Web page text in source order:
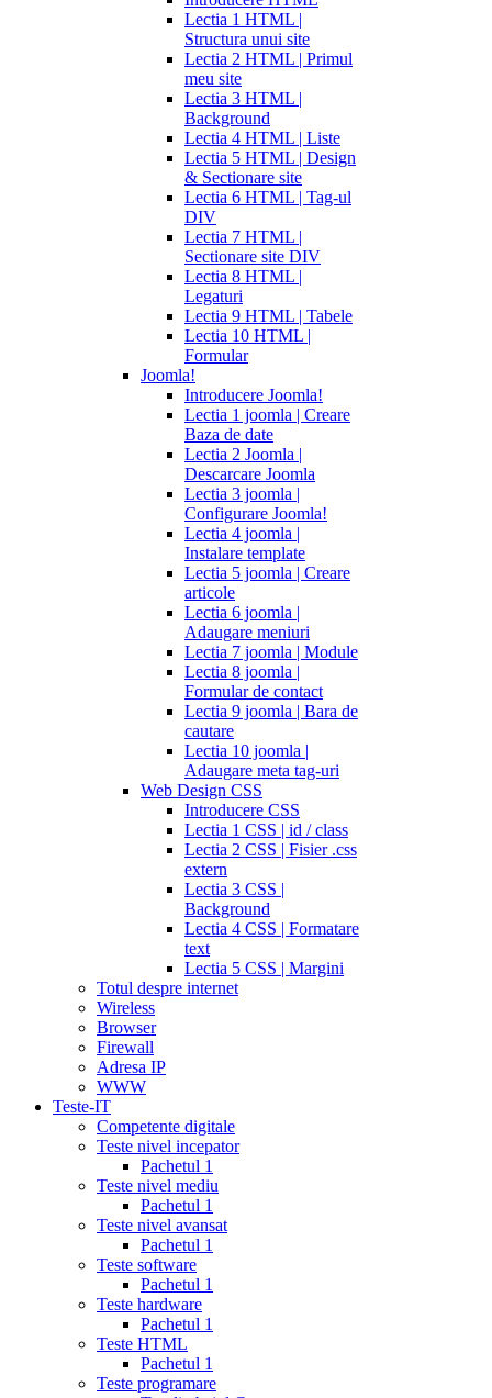
Lectia 1 HTML |
Structura unui site
Lectia 2 HTML | Primul
meu site
Lectia 3 HTML |
Background
Lectia 4 HTML | Liste
Lectia 5 HTML | Design
& Sectionare site
Lectia 6 HTML | Tag-ul
DIV
Lectia 7 HTML |
Sectionare site DIV
Lectia 8 HTML |
Legaturi
Lectia 9 HTML | Tabele
Lectia 10 HTML |
Formular
Joomla!
Introducere Joomla!
Lectia 1 joomla | Creare
Baza de date
Lectia 2 Joomla |
Descarcare Joomla
Lectia 3 joomla |
Configurare Joomla!
Lectia 4 joomla |
Instalare template
Lectia 5 joomla | Creare
articole
Lectia 6 joomla |
Adaugare meniuri
Lectia 7 joomla | Module
Lectia 8 joomla |
Formular de contact
Lectia 9 joomla | Bara de
cautare
Lectia 10 joomla |
Adaugare meta tag-uri
Web Design CSS
Introducere CSS
Lectia 1 CSS | id / class
Lectia 2 CSS | Fisier .css
extern
Lectia 3 CSS |
Background
Lectia 4 CSS | Formatare
text
Lectia 5 CSS | Margini
Totul despre internet
Wireless
Browser
Firewall
Adresa IP
WWW
Teste-IT
Competente digitale
Teste nivel incepator
Pachetul 1
Teste nivel mediu
Pachetul 1
Teste nivel avansat
Pachetul 1
Teste software
Pachetul 1
Teste hardware
Pachetul 1
Teste HTML
Pachetul 1
Teste programare